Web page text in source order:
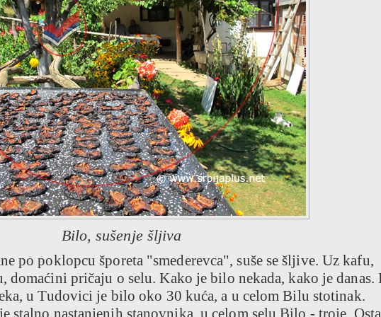
Bilo, sušenje šljiva
po poklopcu šporeta "smederevca", suše se šljive. Uz kafu,
pričaju o selu. Kako je bilo nekada, kako je danas.
u Tudovici je bilo oko 30 kuća, a u celom Bilu stotinak.
stalno nastanjenih stanovnika, u celom selu Bilo - troje.